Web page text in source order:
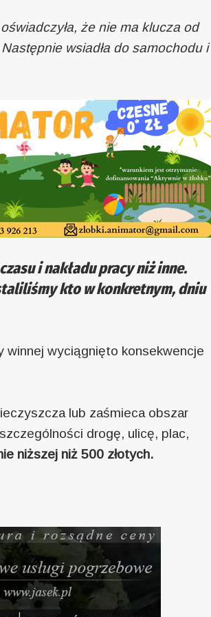
że nie ma klucza od
wsiadła do samochodu i
i nakładu pracy niż inne.
kto w konkretnym, dniu
wyciągnięto konsekwencje
lub zaśmieca obszar
drogę, ulicę, plac,
niższej niż 500 złotych.